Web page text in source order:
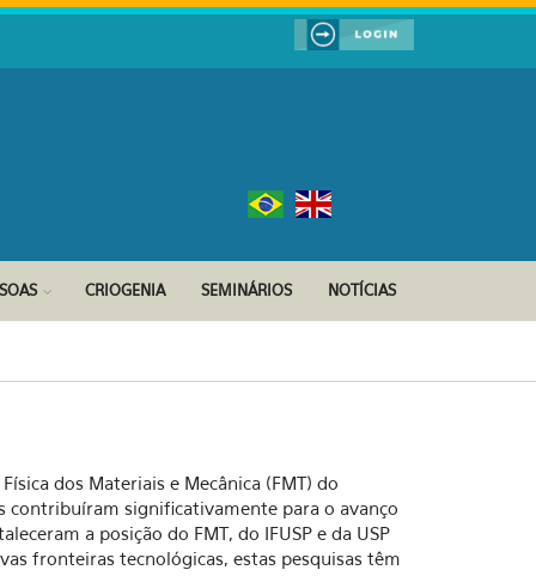
CRIOGENIA SEMINÁRIOS NOTÍCIAS
dos Materiais e Mecânica (FMT) do
contribuíram significativamente para o avanço
a posição do FMT, do IFUSP e da USP
fronteiras tecnológicas, estas pesquisas têm